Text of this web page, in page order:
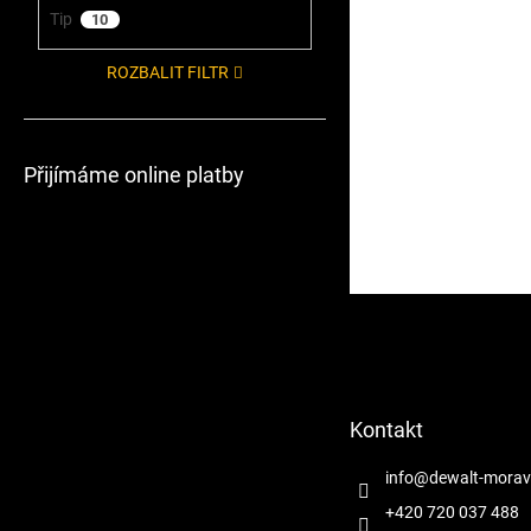
Tip 10
ROZBALIT FILTR
Přijímáme online platby
Kontakt
info@dewalt-
+420 720 037 488